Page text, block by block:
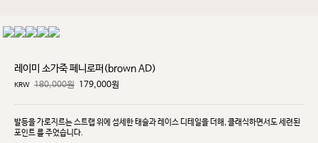
레이미 소가죽 페니로퍼(brown AD)
KRW 180,000원 179,000원
발등을 가로지르는 스트랩 위에 섬세한 태슬과 레이스 디테일을 더해, 클래식하면서도 세련된
포인트를 주었습니다.